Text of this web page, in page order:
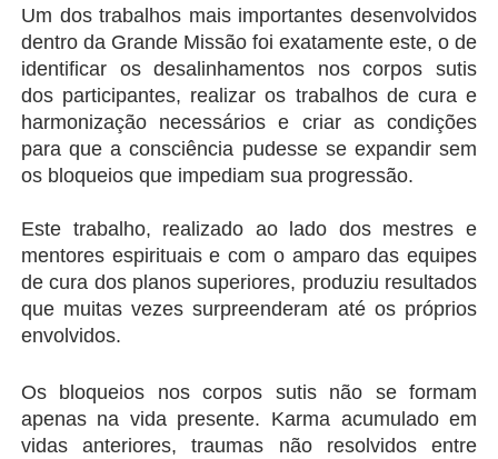
Um dos trabalhos mais importantes desenvolvidos
dentro da Grande Missão foi exatamente este, o de
identificar os desalinhamentos nos corpos sutis
dos participantes, realizar os trabalhos de cura e
harmonização necessários e criar as condições
para que a consciência pudesse se expandir sem
os bloqueios que impediam sua progressão.
Este trabalho, realizado ao lado dos mestres e
mentores espirituais e com o amparo das equipes
de cura dos planos superiores, produziu resultados
que muitas vezes surpreenderam até os próprios
envolvidos.
Os bloqueios nos corpos sutis não se formam
apenas na vida presente. Karma acumulado em
vidas anteriores, traumas não resolvidos entre